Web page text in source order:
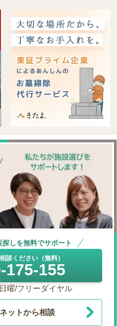
しを無料でサポート
談ください（無料）
175-155
曜/フリーダイヤル
ネットから相談